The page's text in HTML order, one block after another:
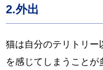
2.外出
猫は自分のテリトリー
を感じてしまうこと